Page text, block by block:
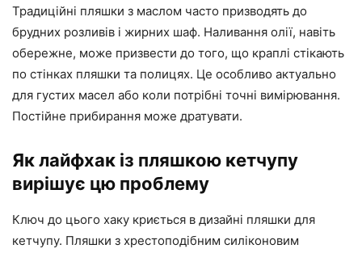
Традиційні пляшки з маслом часто призводять до
брудних розливів і жирних шаф. Наливання олії, навіть
обережне, може призвести до того, що краплі стікають
по стінках пляшки та полицях. Це особливо актуально
для густих масел або коли потрібні точні вимірювання.
Постійне прибирання може дратувати.
Як лайфхак із пляшкою кетчупу
вирішує цю проблему
Ключ до цього хаку криється в дизайні пляшки для
кетчупу. Пляшки з хрестоподібним силіконовим